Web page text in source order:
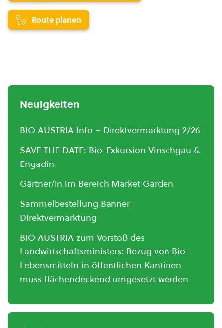
Route planen
Neuigkeiten
BIO AUSTRIA Info – Direktvermarktung 2/26
SAVE THE DATE: Bio-Exkursion Vinschgau &
Engadin
Gärtner/in im Bereich Market Garden
Sammelbestellung Banner
Direktvermarktung
BIO AUSTRIA zum Vorstoß des
Landwirtschaftsministers: Bezug von Bio-
Lebensmitteln in öffentlichen Kantinen
muss flächendeckend umgesetzt werden